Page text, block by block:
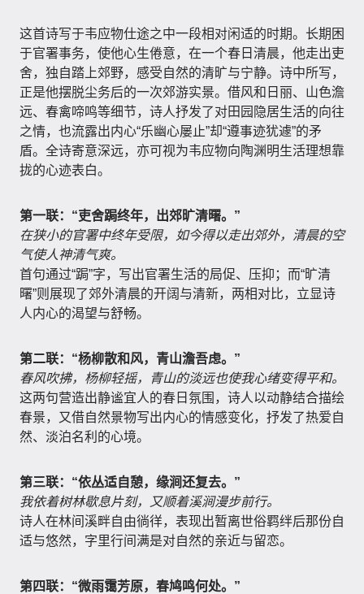
这首诗写于韦应物仕途之中一段相对闲适的时期。长期困
于官署事务，使他心生倦意，在一个春日清晨，他走出吏
舍，独自踏上郊野，感受自然的清旷与宁静。诗中所写，
正是他摆脱尘务后的一次郊游实景。借风和日丽、山色澹
远、春禽啼鸣等细节，诗人抒发了对田园隐居生活的向往
之情，也流露出内心“乐幽心屡止”却“遵事迹犹遽”的矛
盾。全诗寄意深远，亦可视为韦应物向陶渊明生活理想靠
拢的心迹表白。
第一联：“吏舍跼终年，出郊旷清曙。”
在狭小的官署中终年受限，如今得以走出郊外，清晨的空
气使人神清气爽。
首句通过“跼”字，写出官署生活的局促、压抑；而“旷清
曙”则展现了郊外清晨的开阔与清新，两相对比，立显诗
人内心的渴望与舒畅。
第二联：“杨柳散和风，青山澹吾虑。”
春风吹拂，杨柳轻摇，青山的淡远也使我心绪变得平和。
这两句营造出静谧宜人的春日氛围，诗人以动静结合描绘
春景，又借自然景物写出内心的情感变化，抒发了热爱自
然、淡泊名利的心境。
第三联：“依丛适自憩，缘涧还复去。”
我依着树林歇息片刻，又顺着溪涧漫步前行。
诗人在林间溪畔自由徜徉，表现出暂离世俗羁绊后那份自
适与悠然，字里行间满是对自然的亲近与留恋。
第四联：“微雨霭芳原，春鸠鸣何处。”